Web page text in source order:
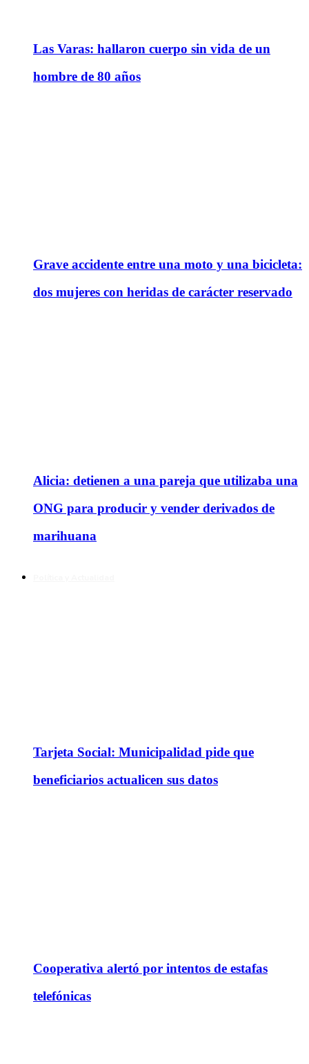
Las Varas: hallaron cuerpo sin vida de un
hombre de 80 años
Grave accidente entre una moto y una bicicleta:
dos mujeres con heridas de carácter reservado
Alicia: detienen a una pareja que utilizaba una
ONG para producir y vender derivados de
marihuana
Tarjeta Social: Municipalidad pide que
beneficiarios actualicen sus datos
Cooperativa alertó por intentos de estafas
telefónicas